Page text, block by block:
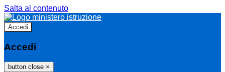
Salta al contenuto
Accedi
Accedi
button close ×